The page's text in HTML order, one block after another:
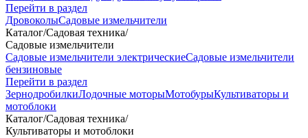
Перейти в раздел
ДровоколыСадовые измельчители
Каталог/Садовая техника/
Садовые измельчители
Садовые измельчители электрическиеСадовые измельчители
бензиновые
Перейти в раздел
ЗернодробилкиЛодочные моторыМотобурыКультиваторы и
мотоблоки
Каталог/Садовая техника/
Культиваторы и мотоблоки